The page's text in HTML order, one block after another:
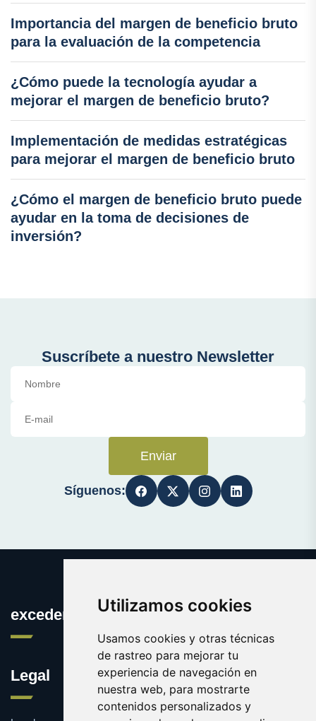
Utilizamos cookies
Usamos cookies y otras técnicas
de rastreo para mejorar tu
experiencia de navegación en
nuestra web, para mostrarte
contenidos personalizados y
Importancia del margen de beneficio bruto
para la evaluación de la competencia
¿Cómo puede la tecnología ayudar a
mejorar el margen de beneficio bruto?
Implementación de medidas estratégicas
para mejorar el margen de beneficio bruto
¿Cómo el margen de beneficio bruto puede
ayudar en la toma de decisiones de
inversión?
Suscríbete a nuestro Newsletter
Enviar
Síguenos:
excedentes.es
Legal